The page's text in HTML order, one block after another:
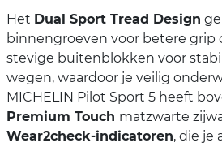
Het Dual Sport Tread Design
binnengroeven voor betere grip
stevige buitenblokken voor
wegen, waardoor je veilig
MICHELIN Pilot Sport 5 heeft
Premium Touch matzwarte
Wear2check-indicatoren, die je